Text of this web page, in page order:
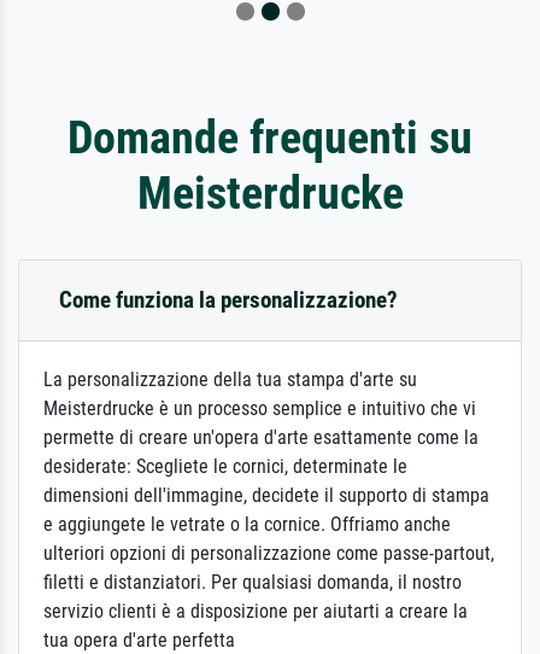
Domande frequenti su
Meisterdrucke
Come funziona la personalizzazione?
La personalizzazione della tua stampa d'arte su
Meisterdrucke è un processo semplice e intuitivo che vi
permette di creare un'opera d'arte esattamente come la
desiderate: Scegliete le cornici, determinate le
dimensioni dell'immagine, decidete il supporto di stampa
e aggiungete le vetrate o la cornice. Offriamo anche
ulteriori opzioni di personalizzazione come passe-partout,
filetti e distanziatori. Per qualsiasi domanda, il nostro
servizio clienti è a disposizione per aiutarti a creare la
tua opera d'arte perfetta